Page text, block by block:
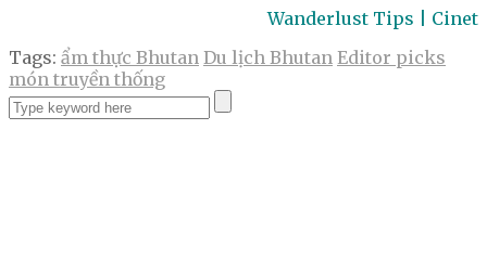
Wanderlust Tips | Cinet
Tags: ẩm thực Bhutan Du lịch Bhutan Editor picks
món truyền thống